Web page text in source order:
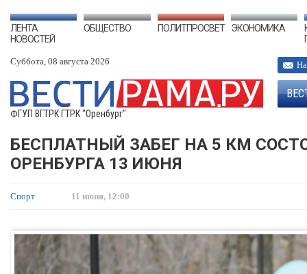
ЛЕНТА
НОВОСТЕЙ
ОБЩЕСТВО ПОЛИТПРОСВЕТ ЭКОНОМИКА
Суббота, 08 августа 2026
ФГУП ВГТРК ГТРК "Оренбург"
БЕСПЛАТНЫЙ ЗАБЕГ НА 5 КМ
ОРЕНБУРГА 13 ИЮНЯ
Спорт 11 июня, 12:00